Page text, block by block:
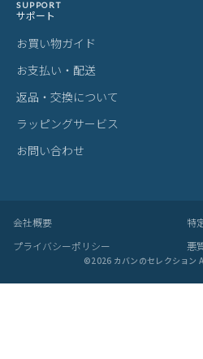
スーツケースとセットアップが可能。出張や